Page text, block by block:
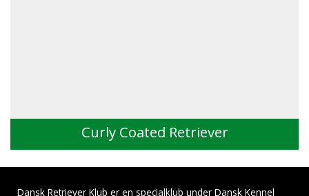
Curly Coated Retriever
Dansk Retriever Klub er en specialklub under Dansk Kennel